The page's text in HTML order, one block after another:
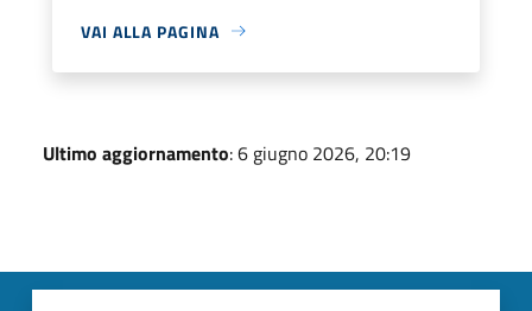
VAI ALLA PAGINA
Ultimo aggiornamento: 6 giugno 2026, 20:19